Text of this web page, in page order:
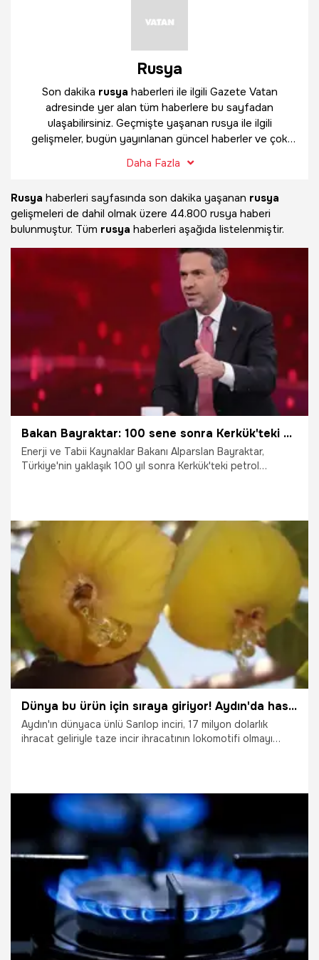
Rusya
Son dakika rusya haberleri ile ilgili Gazete Vatan
adresinde yer alan tüm haberlere bu sayfadan
ulaşabilirsiniz. Geçmişte yaşanan rusya ile ilgili
gelişmeler, bugün yayınlanan güncel haberler ve çok
Daha Fazla
Rusya haberleri sayfasında son dakika yaşanan rusya
gelişmeleri de dahil olmak üzere 44.800 rusya haberi
bulunmuştur. Tüm rusya haberleri aşağıda listelenmiştir.
Bakan Bayraktar: 100 sene sonra Kerkük'teki petrol sahalarına ortak oluyoruz
Enerji ve Tabii Kaynaklar Bakanı Alparslan Bayraktar,
Türkiye'nin yaklaşık 100 yıl sonra Kerkük'teki petrol
Ekonomi
Dünya bu ürün için sıraya giriyor! Aydın'da hasat başladı, hedef rekor ihracat
Aydın'ın dünyaca ünlü Sarılop inciri, 17 milyon dolarlık
ihracat geliriyle taze incir ihracatının lokomotifi olmayı
üreticinin yüzünü güldürüyor.
5.08.2026